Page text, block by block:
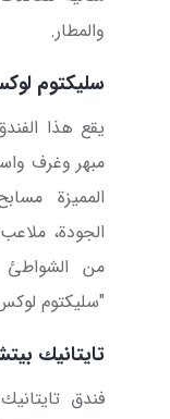
والمطار.
سليكتوم
يقع هذا
مبهر وغرف
المميزة
الجودة،
من الشواطئ
"سليكتوم
تايتانيك
فندق